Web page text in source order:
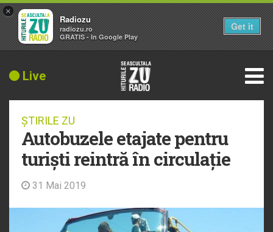
Live
ȘTIRILE ZU
Autobuzele etajate pentru
turiști reintră în circulație
31 Mai 2019
×
Radiozu
radiozu.ro
GRATIS - In Google Play
Get it